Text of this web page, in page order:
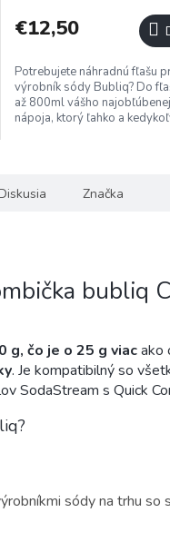
€12,50
Potrebujete náhradnú fľašu
výrobník sódy Bubliq? Do
až 800ml vášho
nápoja, ktorý ľahko a
Značka
bubliq
g, čo je o 25 g viacako
. Je kompatibilný so
SodaStream s Quick
sódy na trhu so